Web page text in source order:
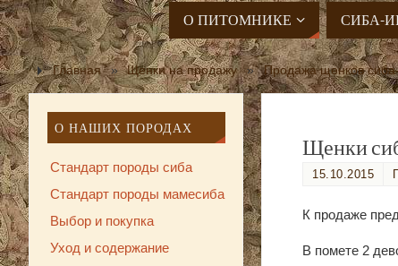
О ПИТОМНИКЕ СИБА-
Главная » Щенки на продажу » Продажа щенков
Щенки
15.10.2015
К продаже
В помете 2
О НАШИХ ПОРОДАХ
Стандарт породы сиба
Стандарт породы мамесиба
Выбор и покупка
Уход и содержание